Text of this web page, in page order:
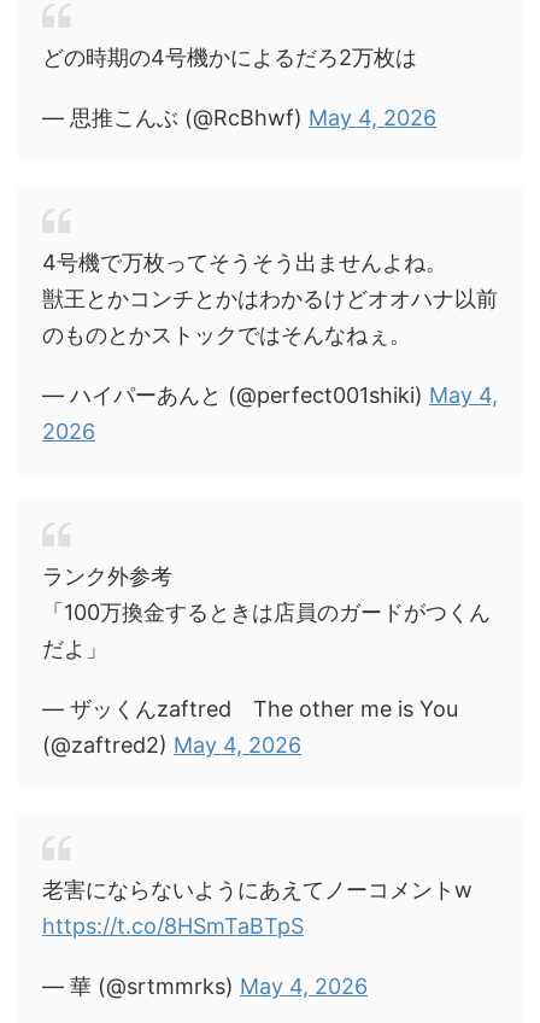
どの時期の4号機かによるだろ2万枚は
— 思推こんぶ (@RcBhwf) May 4, 2026
4号機で万枚ってそうそう出ませんよね。
獣王とかコンチとかはわかるけどオオハナ以前
のものとかストックではそんなねぇ。
— ハイパーあんと (@perfect001shiki) May 4,
2026
ランク外参考
「100万換金するときは店員のガードがつくん
だよ」
— ザッくんzaftred The other me is You
(@zaftred2) May 4, 2026
老害にならないようにあえてノーコメントw
https://t.co/8HSmTaBTpS
— 華 (@srtmmrks) May 4, 2026